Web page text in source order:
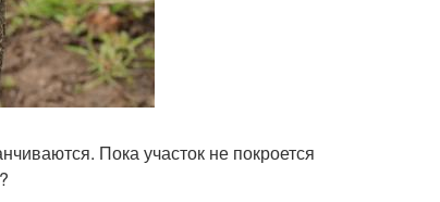
Пока участок не покроется